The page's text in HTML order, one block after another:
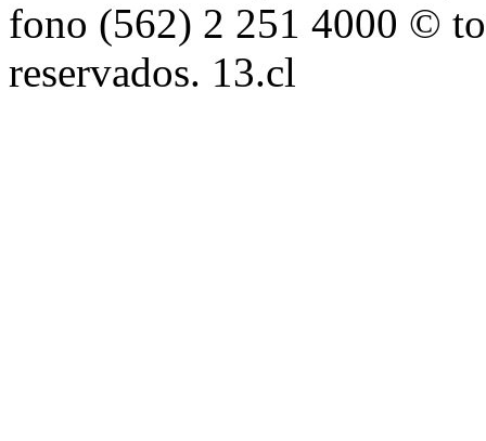
fono (562) 2 251 4000 ©
reservados. 13.cl